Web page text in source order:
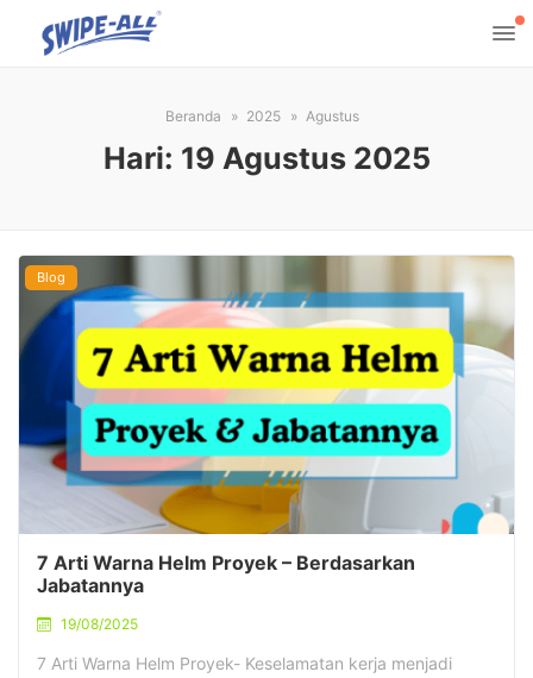
Beranda 2025 Agustus
Hari: 19 Agustus 2025
Blog
7 Arti Warna Helm Proyek – Berdasarkan
Jabatannya
19/08/2025
7 Arti Warna Helm Proyek- Keselamatan kerja menjadi